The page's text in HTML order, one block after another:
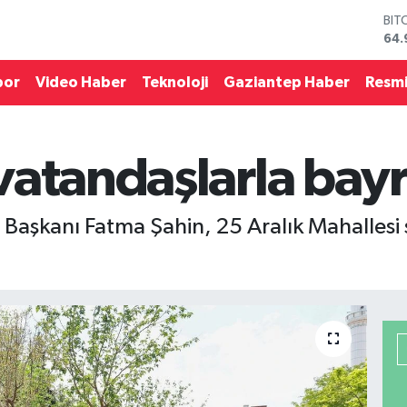
Video Haber Teknoloji Gaziantep Haber
Fatma Şahin, 25 Aralık